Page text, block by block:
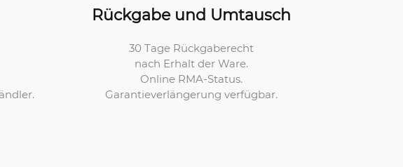
Rückgabe und Umtausch
30 Tage Rückgaberecht
nach Erhalt der Ware.
Online RMA-Status.
Garantieverlängerung verfügbar.